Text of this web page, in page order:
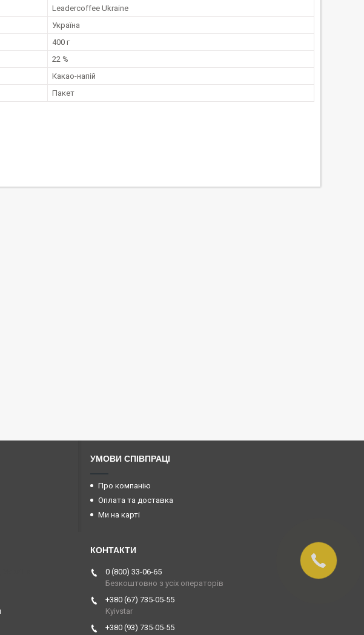
Leadercoffee Ukraine
Україна
400 г
22 %
Какао-напій
Пакет
УМОВИ СПІВПРАЦІ
Про компанію
Оплата та доставка
Ми на карті
0 (800) 33-06-65
Безкоштовно з усіх операторів
+380 (67) 735-05-55
Kyivstar
+380 (93) 735-05-55